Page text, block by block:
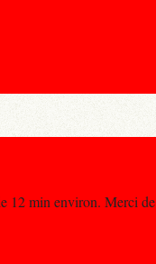
12 min environ. Merci de